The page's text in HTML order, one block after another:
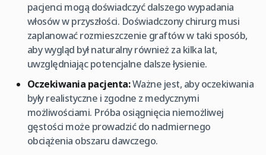
pacjenci mogą doświadczyć dalszego wypadania
włosów w przyszłości. Doświadczony chirurg musi
zaplanować rozmieszczenie graftów w taki sposób,
aby wygląd był naturalny również za kilka lat,
uwzględniając potencjalne dalsze łysienie.
Oczekiwania pacjenta:Ważne jest, aby oczekiwania
były realistyczne i zgodne z medycznymi
możliwościami. Próba osiągnięcia niemożliwej
gęstości może prowadzić do nadmiernego
obciążenia obszaru dawczego.